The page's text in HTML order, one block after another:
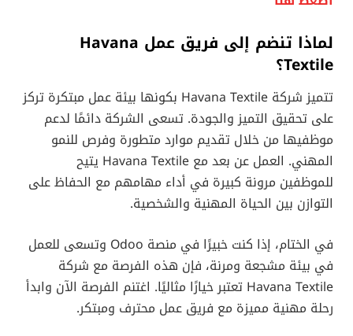
لماذا تنضم إلى فريق عمل Havana
Textile؟
تتميز شركة Havana Textile بكونها بيئة عمل مبتكرة تركز
على تحقيق التميز والجودة. تسعى الشركة دائمًا لدعم
موظفيها من خلال تقديم موارد متطورة وفرص للنمو
المهني. العمل عن بعد مع Havana Textile يتيح
للموظفين مرونة كبيرة في أداء مهامهم مع الحفاظ على
التوازن بين الحياة المهنية والشخصية.
في الختام، إذا كنت خبيرًا في منصة Odoo وتسعى للعمل
في بيئة مشجعة ومرنة، فإن هذه الفرصة مع شركة
Havana Textile تعتبر خيارًا مثاليًا. اغتنم الفرصة الآن وابدأ
رحلة مهنية مميزة مع فريق عمل محترف ومبتكر.